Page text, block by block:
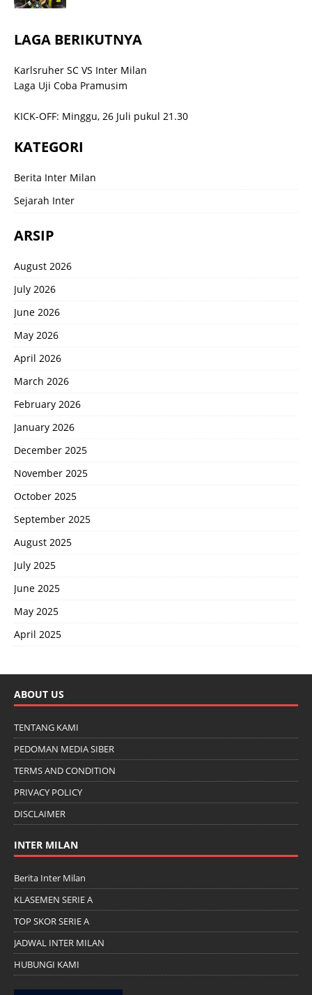
LAGA BERIKUTNYA
Karlsruher SC VS Inter Milan
Laga Uji Coba Pramusim
KICK-OFF: Minggu, 26 Juli pukul 21.30
KATEGORI
Berita Inter Milan
Sejarah Inter
ARSIP
August 2026
July 2026
June 2026
May 2026
April 2026
March 2026
February 2026
January 2026
December 2025
November 2025
October 2025
September 2025
August 2025
July 2025
June 2025
May 2025
April 2025
ABOUT US
TENTANG KAMI
PEDOMAN MEDIA SIBER
TERMS AND CONDITION
PRIVACY POLICY
DISCLAIMER
INTER MILAN
Berita Inter Milan
KLASEMEN SERIE A
TOP SKOR SERIE A
JADWAL INTER MILAN
HUBUNGI KAMI